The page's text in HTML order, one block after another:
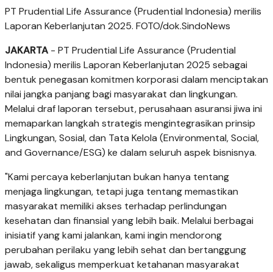
PT Prudential Life Assurance (Prudential Indonesia) merilis
Laporan Keberlanjutan 2025. FOTO/dok.SindoNews
JAKARTA - PT Prudential Life Assurance (Prudential
Indonesia) merilis Laporan Keberlanjutan 2025 sebagai
bentuk penegasan komitmen korporasi dalam menciptakan
nilai jangka panjang bagi masyarakat dan lingkungan.
Melalui draf laporan tersebut, perusahaan asuransi jiwa ini
memaparkan langkah strategis mengintegrasikan prinsip
Lingkungan, Sosial, dan Tata Kelola (Environmental, Social,
and Governance/ESG) ke dalam seluruh aspek bisnisnya.
"Kami percaya keberlanjutan bukan hanya tentang
menjaga lingkungan, tetapi juga tentang memastikan
masyarakat memiliki akses terhadap perlindungan
kesehatan dan finansial yang lebih baik. Melalui berbagai
inisiatif yang kami jalankan, kami ingin mendorong
perubahan perilaku yang lebih sehat dan bertanggung
jawab, sekaligus memperkuat ketahanan masyarakat